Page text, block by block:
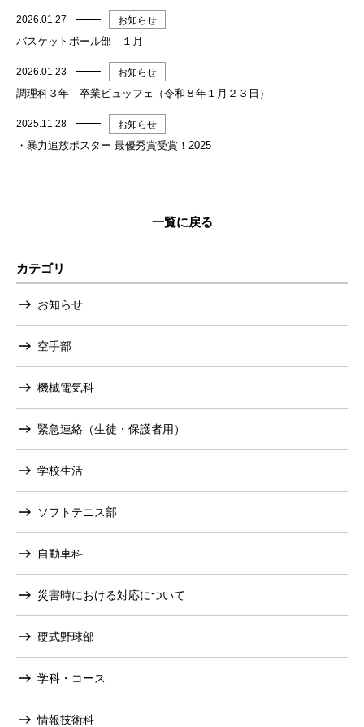
2026.01.27 お知らせ
バスケットボール部 １月
2026.01.23 お知らせ
調理科３年 卒業ビュッフェ（令和８年１月２３日）
2025.11.28 お知らせ
・暴力追放ポスター 最優秀賞受賞！2025
一覧に戻る
カテゴリ
お知らせ
空手部
機械電気科
緊急連絡（生徒・保護者用）
学校生活
ソフトテニス部
自動車科
災害時における対応について
硬式野球部
学科・コース
情報技術科